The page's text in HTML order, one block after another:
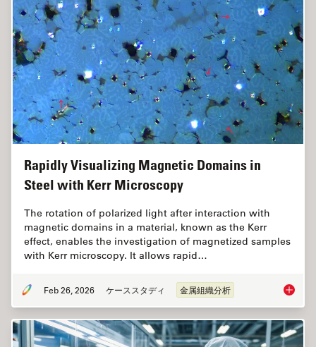
Rapidly Visualizing Magnetic Domains in
Steel with Kerr Microscopy
The rotation of polarized light after interaction with
magnetic domains in a material, known as the Kerr
effect, enables the investigation of magnetized samples
with Kerr microscopy. It allows rapid…
Feb 26, 2026 ケーススタディ 金属組織分析